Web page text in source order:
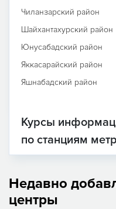
Чиланзарский район
Шайхантахурский район
Юнусабадский район
Яккасарайский район
Яшнабадский район
Курсы
по станциям
Недавно
центры